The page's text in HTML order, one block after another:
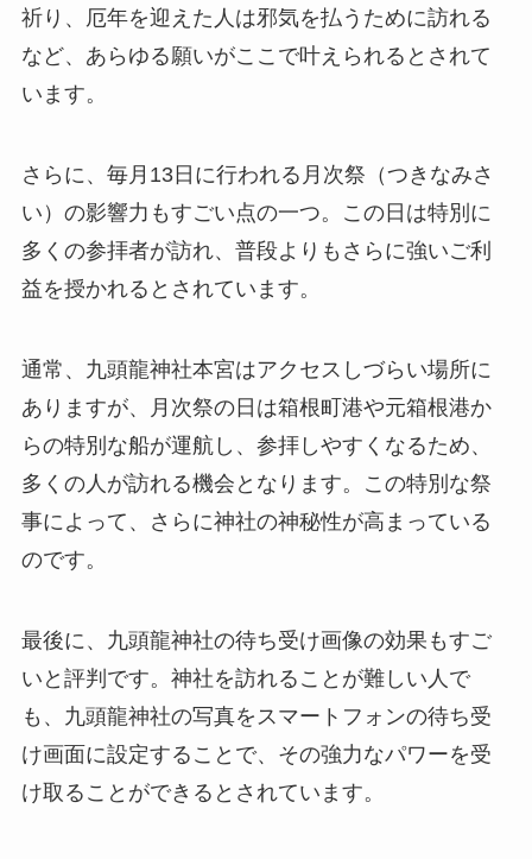
祈り、厄年を迎えた人は邪気を払うために訪れる
など、あらゆる願いがここで叶えられるとされて
います。
さらに、毎月13日に行われる月次祭（つきなみさ
い）の影響力もすごい点の一つ。この日は特別に
多くの参拝者が訪れ、普段よりもさらに強いご利
益を授かれるとされています。
通常、九頭龍神社本宮はアクセスしづらい場所に
ありますが、月次祭の日は箱根町港や元箱根港か
らの特別な船が運航し、参拝しやすくなるため、
多くの人が訪れる機会となります。この特別な祭
事によって、さらに神社の神秘性が高まっている
のです。
最後に、九頭龍神社の待ち受け画像の効果もすご
いと評判です。神社を訪れることが難しい人で
も、九頭龍神社の写真をスマートフォンの待ち受
け画面に設定することで、その強力なパワーを受
け取ることができるとされています。